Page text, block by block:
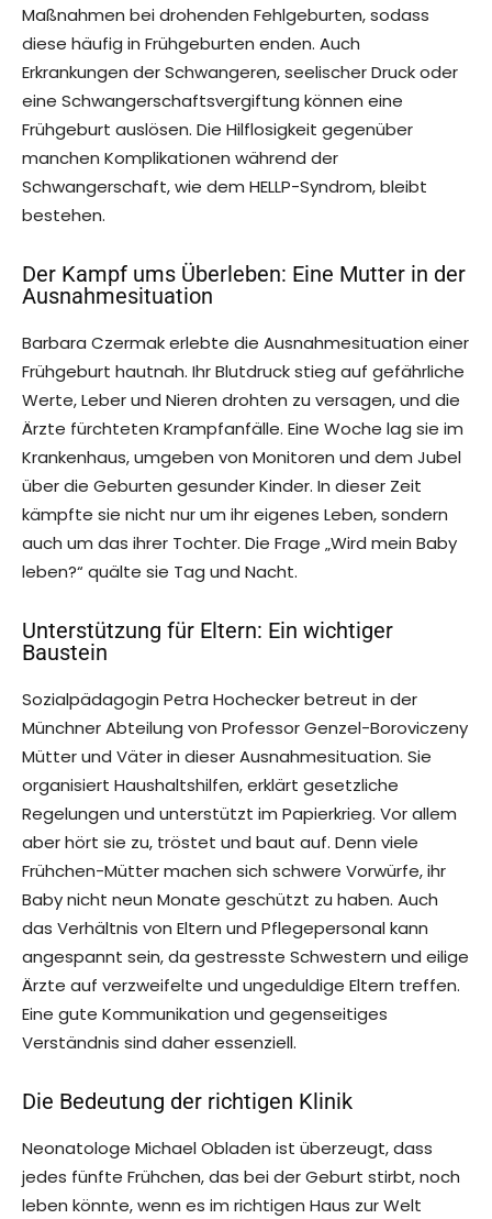
Maßnahmen bei drohenden Fehlgeburten, sodass
diese häufig in Frühgeburten enden. Auch
Erkrankungen der Schwangeren, seelischer Druck oder
eine Schwangerschaftsvergiftung können eine
Frühgeburt auslösen. Die Hilflosigkeit gegenüber
manchen Komplikationen während der
Schwangerschaft, wie dem HELLP-Syndrom, bleibt
bestehen.
Der Kampf ums Überleben: Eine Mutter in der
Ausnahmesituation
Barbara Czermak erlebte die Ausnahmesituation einer
Frühgeburt hautnah. Ihr Blutdruck stieg auf gefährliche
Werte, Leber und Nieren drohten zu versagen, und die
Ärzte fürchteten Krampfanfälle. Eine Woche lag sie im
Krankenhaus, umgeben von Monitoren und dem Jubel
über die Geburten gesunder Kinder. In dieser Zeit
kämpfte sie nicht nur um ihr eigenes Leben, sondern
auch um das ihrer Tochter. Die Frage „Wird mein Baby
leben?“ quälte sie Tag und Nacht.
Unterstützung für Eltern: Ein wichtiger
Baustein
Sozialpädagogin Petra Hochecker betreut in der
Münchner Abteilung von Professor Genzel-Boroviczeny
Mütter und Väter in dieser Ausnahmesituation. Sie
organisiert Haushaltshilfen, erklärt gesetzliche
Regelungen und unterstützt im Papierkrieg. Vor allem
aber hört sie zu, tröstet und baut auf. Denn viele
Frühchen-Mütter machen sich schwere Vorwürfe, ihr
Baby nicht neun Monate geschützt zu haben. Auch
das Verhältnis von Eltern und Pflegepersonal kann
angespannt sein, da gestresste Schwestern und eilige
Ärzte auf verzweifelte und ungeduldige Eltern treffen.
Eine gute Kommunikation und gegenseitiges
Verständnis sind daher essenziell.
Die Bedeutung der richtigen Klinik
Neonatologe Michael Obladen ist überzeugt, dass
jedes fünfte Frühchen, das bei der Geburt stirbt, noch
leben könnte, wenn es im richtigen Haus zur Welt